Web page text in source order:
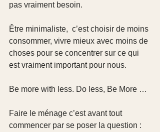
pas vraiment besoin.
Être minimaliste,  c’est choisir de moins
consommer, vivre mieux avec moins de
choses pour se concentrer sur ce qui
est vraiment important pour nous.
Be more with less. Do less, Be More …
Faire le ménage c’est avant tout
commencer par se poser la question :